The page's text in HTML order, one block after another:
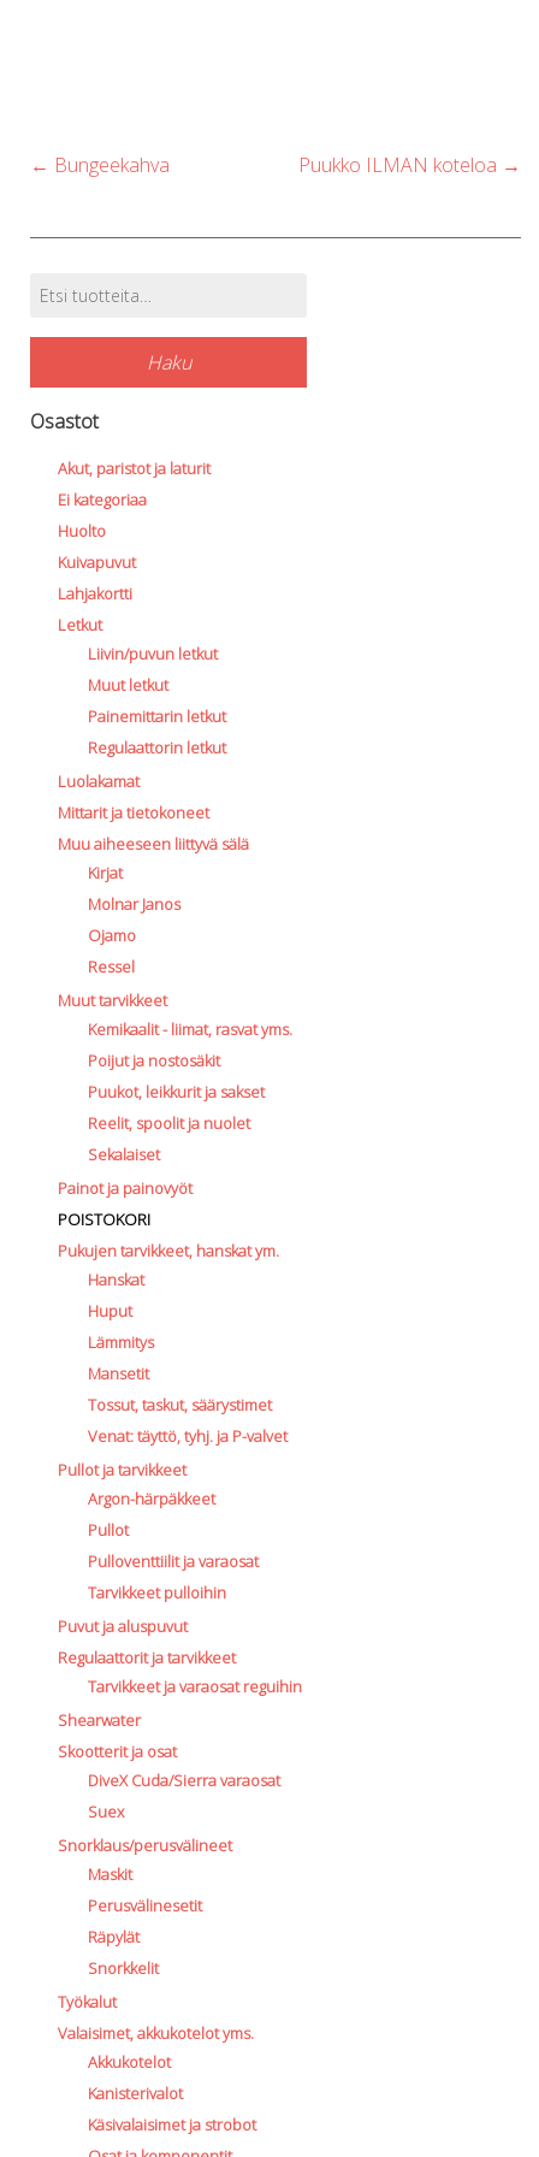
Post
← Bungeekahva Puukko ILMAN koteloa →
Tuotehaku
Etsi:
Haku
Osastot
Akut, paristot ja laturit
Ei kategoriaa
Huolto
Kuivapuvut
Lahjakortti
Letkut
Liivin/puvun letkut
Muut letkut
Painemittarin letkut
Regulaattorin letkut
Luolakamat
Mittarit ja tietokoneet
Muu aiheeseen liittyvä sälä
Kirjat
Molnar Janos
Ojamo
Ressel
Muut tarvikkeet
Kemikaalit - liimat, rasvat yms.
Poijut ja nostosäkit
Puukot, leikkurit ja sakset
Reelit, spoolit ja nuolet
Sekalaiset
Painot ja painovyöt
POISTOKORI
Pukujen tarvikkeet, hanskat ym.
Hanskat
Huput
Lämmitys
Mansetit
Tossut, taskut, säärystimet
Venat: täyttö, tyhj. ja P-valvet
Pullot ja tarvikkeet
Argon-härpäkkeet
Pullot
Pulloventtiilit ja varaosat
Tarvikkeet pulloihin
Puvut ja aluspuvut
Regulaattorit ja tarvikkeet
Tarvikkeet ja varaosat reguihin
Shearwater
Skootterit ja osat
DiveX Cuda/Sierra varaosat
Suex
Snorklaus/perusvälineet
Maskit
Perusvälinesetit
Räpylät
Snorkkelit
Työkalut
Valaisimet, akkukotelot yms.
Akkukotelot
Kanisterivalot
Käsivalaisimet ja strobot